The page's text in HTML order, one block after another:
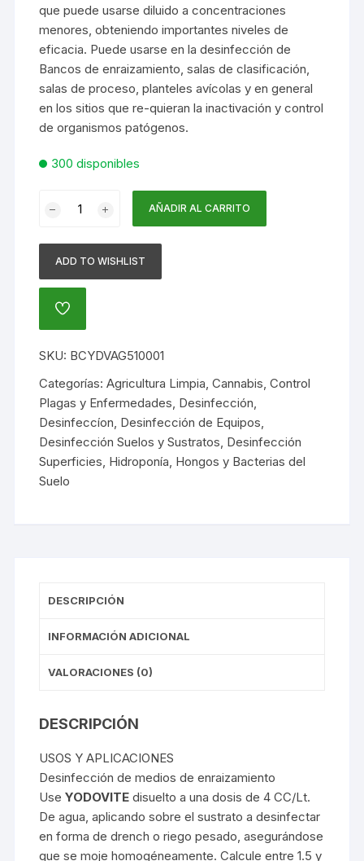
que puede usarse diluido a concentraciones
menores, obteniendo importantes niveles de
eficacia. Puede usarse en la desinfección de
Bancos de enraizamiento, salas de clasificación,
salas de proceso, planteles avícolas y en general
en los sitios que re-quieran la inactivación y control
de organismos patógenos.
300 disponibles
Litro
-
DESINFECTANTE
YODÓFORO
CONCENTRADO
(copia)
cantidad
AÑADIR AL CARRITO
ADD TO WISHLIST
AÑADIR
LISTA
DE
SKU: BCYDVAG510001
Categorías:Agricultura Limpia,Cannabis,Control
Plagas y Enfermedades, Desinfección,
Desinfeccíon, Desinfección de Equipos,
Desinfección Suelos y Sustratos, Desinfección
Superficies, Hidroponía, Hongos y Bacterias del
Suelo
DESCRIPCIÓN
INFORMACIÓN ADICIONAL
VALORACIONES (0)
DESCRIPCIÓN
USOS Y APLICACIONES
Desinfección de medios de enraizamiento
UseYODOVITE disuelto a una dosis de 4 CC/Lt.
De agua, aplicando sobre el sustrato a desinfectar
en forma de drench o riego pesado, asegurándose
que se moje homogéneamente. Calcule entre 1.5 y